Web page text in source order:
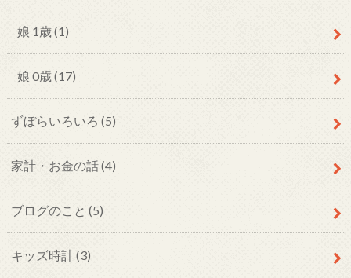
娘 1歳(1)
娘 0歳(17)
ずぼらいろいろ (5)
家計・お金の話(4)
ブログのこと (5)
キッズ時計(3)